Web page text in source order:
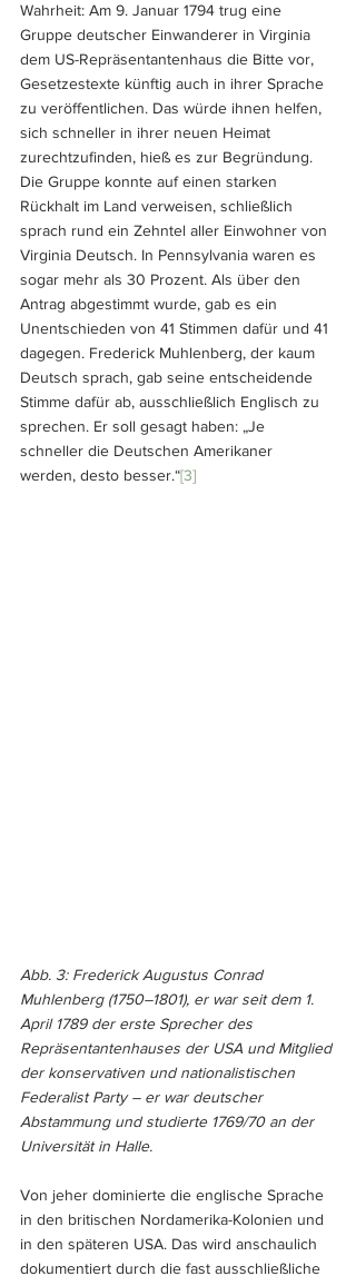
Wahrheit: Am 9. Januar 1794 trug eine
Gruppe deutscher Einwanderer in Virginia
dem US-Repräsentantenhaus die Bitte vor,
Gesetzestexte künftig auch in ihrer Sprache
zu veröffentlichen. Das würde ihnen helfen,
sich schneller in ihrer neuen Heimat
zurechtzufinden, hieß es zur Begründung.
Die Gruppe konnte auf einen starken
Rückhalt im Land verweisen, schließlich
sprach rund ein Zehntel aller Einwohner von
Virginia Deutsch. In Pennsylvania waren es
sogar mehr als 30 Prozent. Als über den
Antrag abgestimmt wurde, gab es ein
Unentschieden von 41 Stimmen dafür und 41
dagegen. Frederick Muhlenberg, der kaum
Deutsch sprach, gab seine entscheidende
Stimme dafür ab, ausschließlich Englisch zu
sprechen. Er soll gesagt haben: „Je
schneller die Deutschen Amerikaner
werden, desto besser.“[3]
Abb. 3: Frederick Augustus Conrad
Muhlenberg (1750–1801), er war seit dem 1.
April 1789 der erste Sprecher des
Repräsentantenhauses der USA und Mitglied
der konservativen und nationalistischen
Federalist Party – er war deutscher
Abstammung und studierte 1769/70 an der
Universität in Halle.
Von jeher dominierte die englische Sprache
in den britischen Nordamerika-Kolonien und
in den späteren USA. Das wird anschaulich
dokumentiert durch die fast ausschließliche